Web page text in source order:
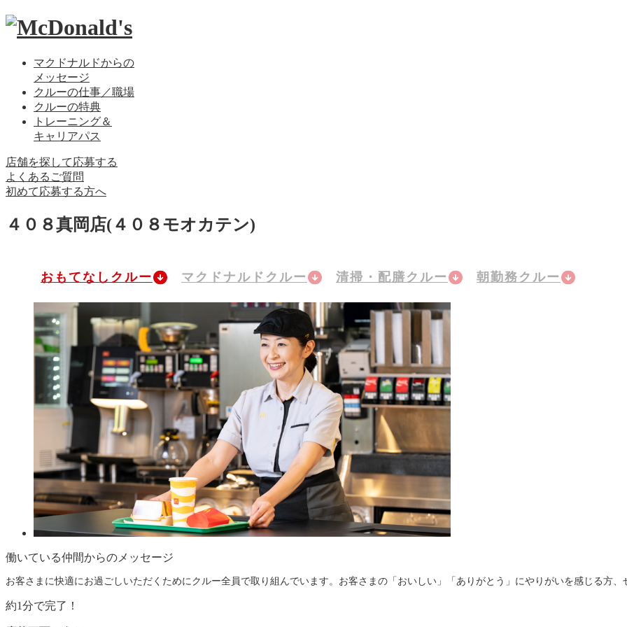
マクドナルドからの
メッセージ
クルーの仕事／職場
クルーの特典
トレーニング＆
キャリアパス
店舗を探して応募する
よくあるご質問
初めて応募する方へ
４０８真岡店(４０８モオカテン)
おもてなしクルー マクドナルドクルー 清掃・配膳クルー 朝勤務クルー
働いている仲間からのメッセージ
お客さまに快適にお過ごしいただくためにクルー全員で取り組んでいます。お客さまの「おいしい」「ありがとう」にやりがいを感じる方、
約1分で完了！